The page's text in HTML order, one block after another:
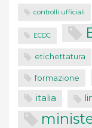
controlli ufficiali
ECDC
etichettatura
formazione
italia